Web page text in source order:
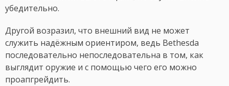
убедительно.
Другой возразил, что внешний вид не может
служить надёжным ориентиром, ведь Bethesda
последовательно непоследовательна в том, как
выглядит оружие и с помощью чего его можно
проапгрейдить.